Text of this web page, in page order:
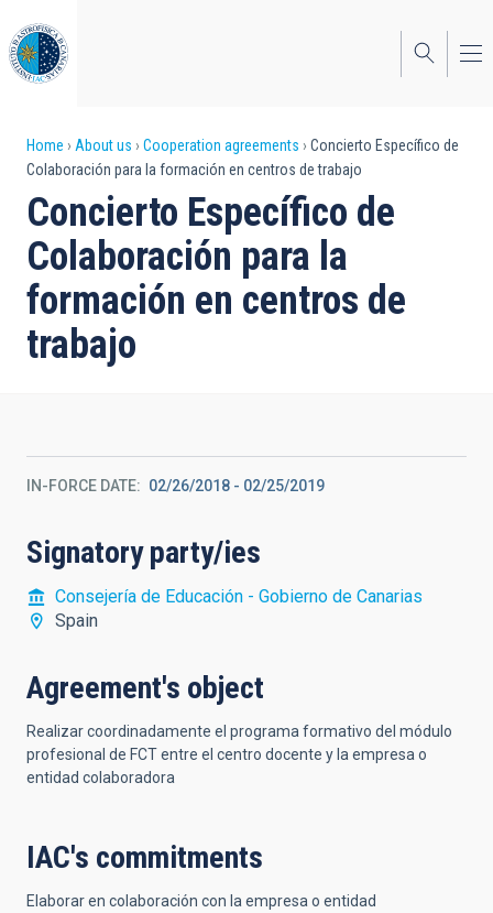
to
main
content
Breadcrumb
Home About us Cooperation agreements
Concierto Específico de
Colaboración para la formación en centros de trabajo
Concierto Específico de
Colaboración para la
formación en centros de
trabajo
IN-FORCE DATE 02/26/2018 - 02/25/2019
Signatory party/ies
Consejería de Educación - Gobierno de Canarias
Spain
Agreement's object
Realizar coordinadamente el programa formativo del módulo
profesional de FCT entre el centro docente y la empresa o
entidad colaboradora
IAC's commitments
Elaborar en colaboración con la empresa o entidad